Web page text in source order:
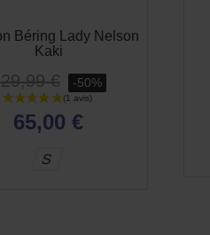
Béring Lady Nelson
Kaki
€ -50%
65,00 €
S